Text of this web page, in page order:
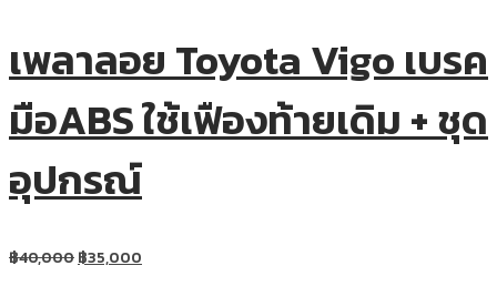
เพลาลอย Toyota Vigo เบรค
มือABS ใช้เฟืองท้ายเดิม + ชุด
อุปกรณ์
฿40,000฿35,000